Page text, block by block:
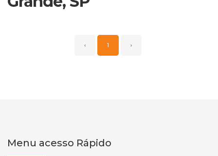
‹ 1 ›
Menu acesso Rápido